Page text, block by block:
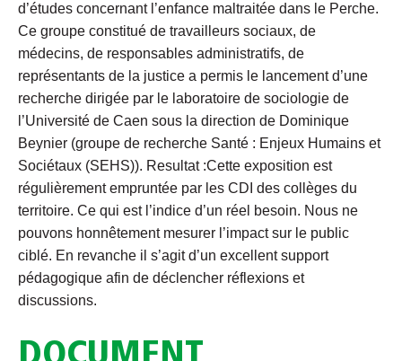
d’études concernant l’enfance maltraitée dans le Perche.
Ce groupe constitué de travailleurs sociaux, de
médecins, de responsables administratifs, de
représentants de la justice a permis le lancement d’une
recherche dirigée par le laboratoire de sociologie de
l’Université de Caen sous la direction de Dominique
Beynier (groupe de recherche Santé : Enjeux Humains et
Sociétaux (SEHS)). Resultat :Cette exposition est
régulièrement empruntée par les CDI des collèges du
territoire. Ce qui est l’indice d’un réel besoin. Nous ne
pouvons honnêtement mesurer l’impact sur le public
ciblé. En revanche il s’agit d’un excellent support
pédagogique afin de déclencher réflexions et
discussions.